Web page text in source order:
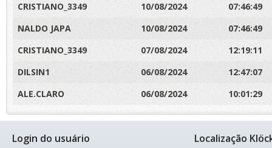
CRISTIANO_3349
10/08/2024
07:46:49
NALDO JAPA
10/08/2024
07:46:49
CRISTIANO_3349
07/08/2024
12:19:11
DILSIN1
06/08/2024
12:47:07
ALE.CLARO
06/08/2024 10:01:29
Login do usuário Localização